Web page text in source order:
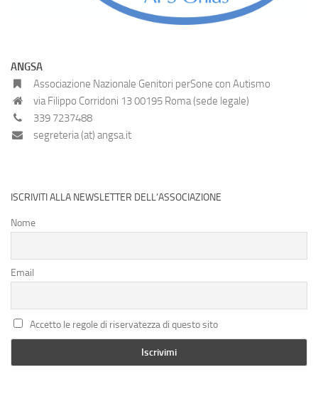
ANGSA
Associazione Nazionale Genitori perSone con Autismo
via Filippo Corridoni 13 00195 Roma (sede legale)
339 7237488
segreteria (at) angsa.it
ISCRIVITI ALLA NEWSLETTER DELL’ASSOCIAZIONE
Nome
Email
Accetto le regole di riservatezza di questo sito